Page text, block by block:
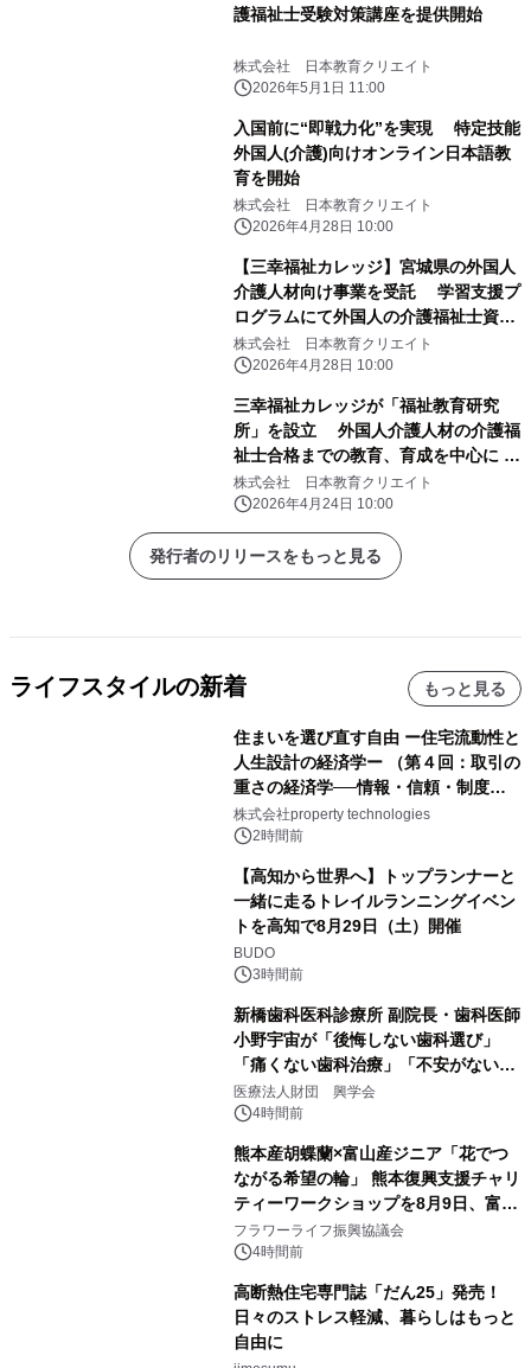
護福祉士受験対策講座を提供開始
株式会社 日本教育クリエイト
2026年5月1日 11:00
入国前に“即戦力化”を実現 特定技能
外国人(介護)向けオンライン日本語教
育を開始
株式会社 日本教育クリエイト
2026年4月28日 10:00
【三幸福祉カレッジ】宮城県の外国人
介護人材向け事業を受託 学習支援プ
ログラムにて外国人の介護福祉士資格
取得をサポート
株式会社 日本教育クリエイト
2026年4月28日 10:00
三幸福祉カレッジが「福祉教育研究
所」を設立 外国人介護人材の介護福
祉士合格までの教育、育成を中心に 調
査・研究を行う
株式会社 日本教育クリエイト
2026年4月24日 10:00
発行者のリリースをもっと見る
ライフスタイルの新着 もっと見る
住まいを選び直す自由 ー住宅流動性と
人生設計の経済学ー （第４回：取引の
重さの経済学──情報・信頼・制度を
PropTechはどう組み替えるか）｜
PropTech-Lab
株式会社property technologies
2時間前
【高知から世界へ】トップランナーと
一緒に走るトレイルランニングイベン
トを高知で8月29日（土）開催
BUDO
3時間前
新橋歯科医科診療所 副院長・歯科医師
小野宇宙が「後悔しない歯科選び」
「痛くない歯科治療」「不安がない治
療計画」をテーマに専門監修
医療法人財団 興学会
4時間前
熊本産胡蝶蘭×富山産ジニア「花でつ
ながる希望の輪」 熊本復興支援チャリ
ティーワークショップを8月9日、富
山・射水で開催
フラワーライフ振興協議会
4時間前
高断熱住宅専門誌「だん25」発売！
日々のストレス軽減、暮らしはもっと
自由に